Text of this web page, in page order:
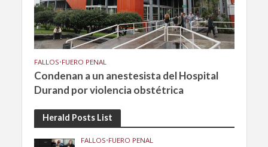
FALLOS•FUERO PENAL
Condenan a un anestesista del Hospital
Durand por violencia obstétrica
Herald Posts List
FALLOS•FUERO PENAL